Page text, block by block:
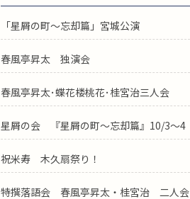
「星屑の町～忘却篇」宮城公演
春風亭昇太 独演会
春風亭昇太･蝶花楼桃花･桂宮治三人会
星屑の会 『星屑の町～忘却篇』10/3～4
祝米寿 木久扇祭り！
特撰落語会 春風亭昇太・桂宮治 二人会